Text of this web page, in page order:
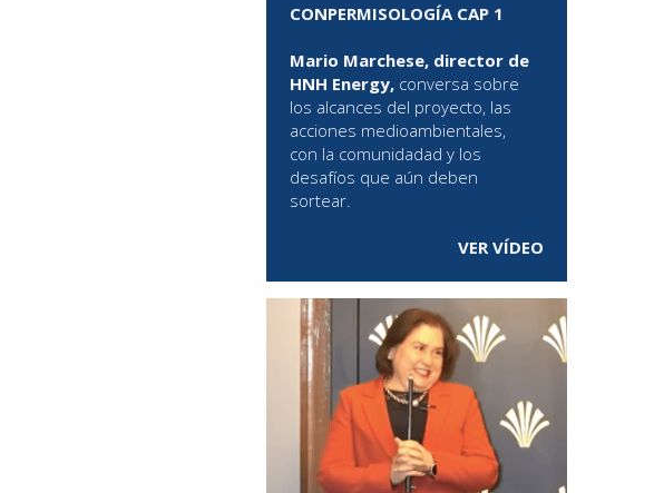
CONPERMISOLOGÍA CAP 1
Mario Marchese, director de
HNH Energy, conversa sobre
los alcances del proyecto, las
acciones medioambientales,
con la comunidadad y los
desafíos que aún deben
sortear.
VER VÍDEO